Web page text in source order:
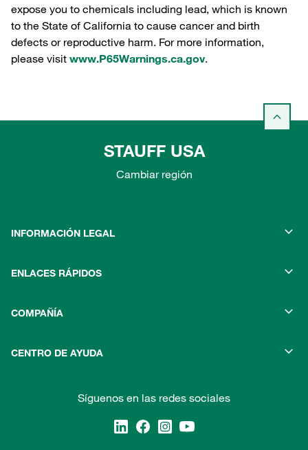
expose you to chemicals including lead, which is known
to the State of California to cause cancer and birth
defects or reproductive harm. For more information,
please visit www.P65Warnings.ca.gov.
STAUFF USA
Cambiar región
INFORMACIÓN LEGAL
ENLACES RÁPIDOS
COMPAÑÍA
CENTRO DE AYUDA
Síguenos en las redes sociales